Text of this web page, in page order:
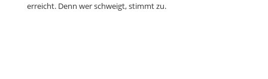
erreicht. Denn wer schweigt, stimmt zu.